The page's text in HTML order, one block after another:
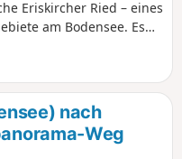
Eriskircher Ried – eines
am Bodensee. Es
Immer wieder
auf den Bodensee,
in Eriskirch endet.
alle, die eine ruhige
suchen.
nach
Weg